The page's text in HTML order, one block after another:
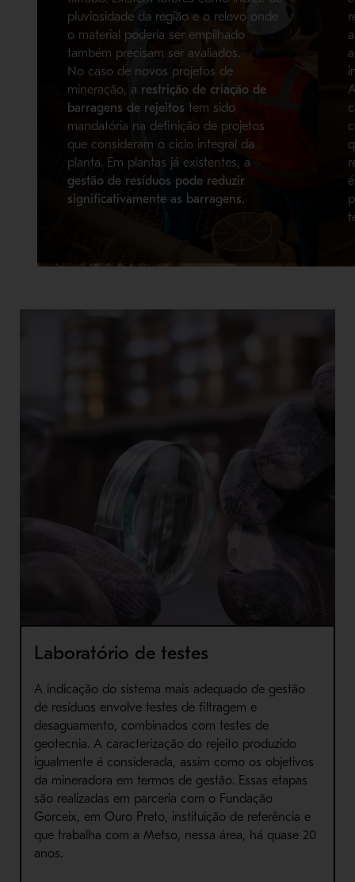
pluviosidade da região e o relevo onde
o material poderia ser empilhado
também precisam ser avaliados.
No caso de novos projetos de
mineração, a restrição de criação de
barragens de rejeitos tem sido
mandatória na definição de projetos
que consideram o ciclo integral da
planta. Em plantas já existentes, a
gestão de resíduos pode reduzir
significativamente as barragens.
Laboratório de testes
A indicação do sistema mais adequado de gestão
de resíduos envolve testes de filtragem e
desaguamento, combinados com testes de
geotecnia. A caracterização do rejeito produzido
igualmente é considerada, assim como os objetivos
da mineradora em termos de gestão. Essas etapas
são realizadas em parceria com o Fundação
Gorceix, em Ouro Preto, instituição de referência e
que trabalha com a Metso, nessa área, há quase 20
anos.